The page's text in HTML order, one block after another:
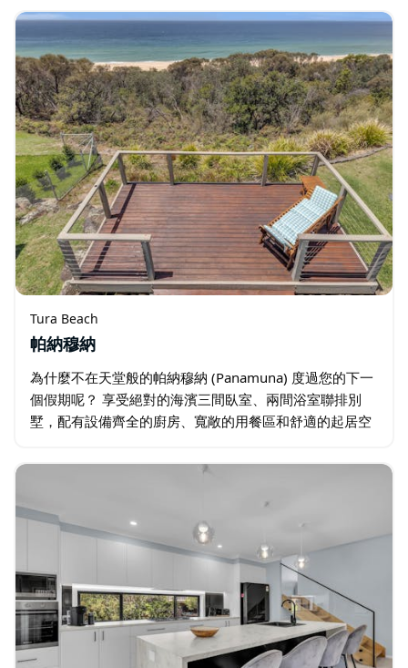
新時代住宿體驗的詮釋——觸手可及的奢華…
Tura Beach
帕納穆納
為什麼不在天堂般的帕納穆納 (Panamuna) 度過您的下一
個假期呢？ 享受絕對的海濱三間臥室、兩間浴室聯排別
墅，配有設備齊全的廚房、寬敞的用餐區和舒適的起居空
與景觀相得益彰…